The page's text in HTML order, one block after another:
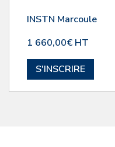
INSTN Marcoule
1 660,00€ HT
S'INSCRIRE